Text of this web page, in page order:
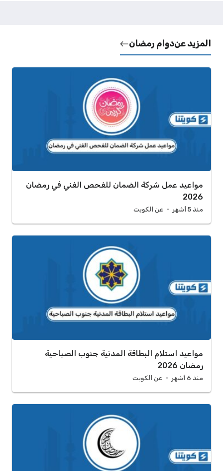
المزيد عندوام رمضان
مواعيد عمل شركة الضمان للفحص الفني في رمضان
2026
منذ 5 أشهر عن الكويت
مواعيد استلام البطاقة المدنية جنوب الصباحية
رمضان 2026
منذ 6 أشهر عن الكويت